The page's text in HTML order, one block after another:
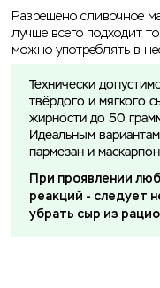
Разрешено сливочное
лучше всего подходит
можно употреблять в
Технически
твёрдого и мягкого
жирности до 50
Идеальным
пармезан и
При проявлении
реакций - следует
убрать сыр из